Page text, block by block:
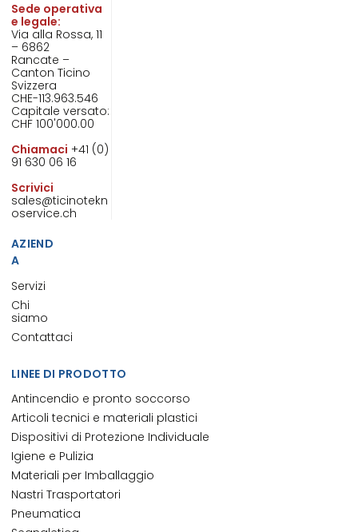
Sede operativa
e legale:
Via alla Rossa, 11
– 6862
Rancate –
Canton Ticino
Svizzera
CHE-113.963.546
Capitale versato:
CHF 100'000.00
Chiamaci +41 (0)
91 630 06 16
Scrivici
sales@ticinotekn
oservice.ch
AZIEND
A
Servizi
Chi
siamo
Contattaci
LINEE DI PRODOTTO
Antincendio e pronto soccorso
Articoli tecnici e materiali plastici
Dispositivi di Protezione Individuale
Igiene e Pulizia
Materiali per Imballaggio
Nastri Trasportatori
Pneumatica